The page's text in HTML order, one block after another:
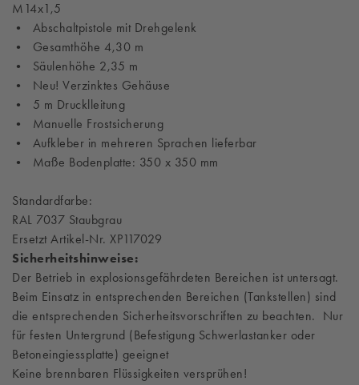
M14x1,5
• Abschaltpistole mit Drehgelenk
• Gesamthöhe 4,30 m
• Säulenhöhe 2,35 m
• Neu! Verzinktes Gehäuse
• 5 m Drucklleitung
• Manuelle Frostsicherung
• Aufkleber in mehreren Sprachen lieferbar
• Maße Bodenplatte: 350 x 350 mm
Standardfarbe:
RAL 7037 Staubgrau
Ersetzt Artikel-Nr. XP117029
Sicherheitshinweise:
Der Betrieb in explosionsgefährdeten Bereichen ist untersagt.
Beim Einsatz in entsprechenden Bereichen (Tankstellen) sind
die entsprechenden Sicherheitsvorschriften zu beachten. Nur
für festen Untergrund (Befestigung Schwerlastanker oder
Betoneingiessplatte) geeignet
Keine brennbaren Flüssigkeiten versprühen!